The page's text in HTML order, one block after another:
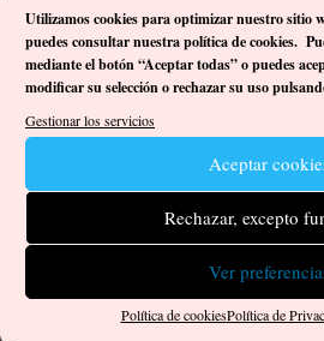
Utilizamos cookies para optimizar nuestro sitio
puedes consultar nuestra política de cookies.
mediante el botón “Aceptar todas” o puedes
modificar su selección o rechazar su uso
Gestionar los servicios
Aceptar
Rechazar, excepto
Ver
Política de cookiesPolítica de
Una breve pero intensa ruta
Lanzarote
Damián José Ortega Gutiérrez|Jul
Comentarios,Reflexiones|0
Como hemos comentado en otras
de descanso, alejarse de la rutina y de
mal sobre todo cuando nos dedicamos
descubrir aspectos de nuestra cultura y